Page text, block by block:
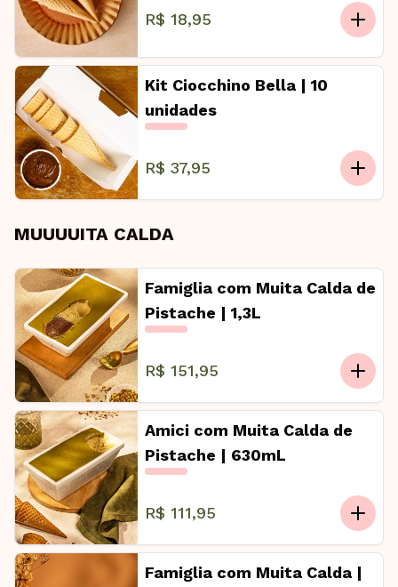
R$ 18,95
Kit Ciocchino Bella | 10
unidades
R$ 37,95
MUUUUITA CALDA
Famiglia com Muita Calda de
Pistache | 1,3L
R$ 151,95
Amici com Muita Calda de
Pistache | 630mL
R$ 111,95
Famiglia com Muita Calda |